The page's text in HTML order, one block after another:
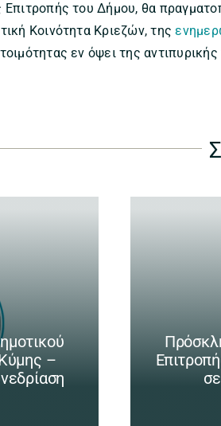
Επιτροπής του Δήμου, θα
Κοινότητα Κριεζών, της
εν όψει της
–